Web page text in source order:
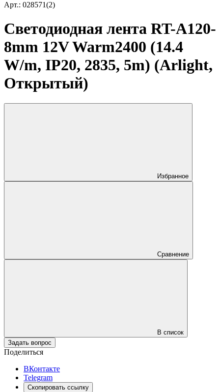
Арт.: 028571(2)
Светодиодная лента RT-A120-
8mm 12V Warm2400 (14.4
W/m, IP20, 2835, 5m) (Arlight,
Открытый)
Избранное
Сравнение
В список
Задать вопрос
Поделиться
ВКонтакте
Telegram
Скопировать ссылку